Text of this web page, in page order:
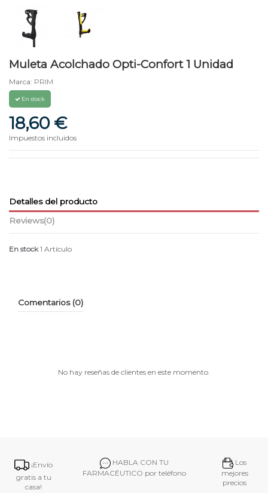
Muleta Acolchado Opti-Confort 1 Unidad
Marca: PRIM
En stock
18,60 €
Impuestos incluidos
Detalles del producto
Reviews(0)
En stock 1 Artículo
Comentarios (0)
No hay reseñas de clientes en este momento.
¡Envío
gratis a tu
casa!
HABLA CON TU
FARMACÉUTICO por teléfono
Los
mejores
precios